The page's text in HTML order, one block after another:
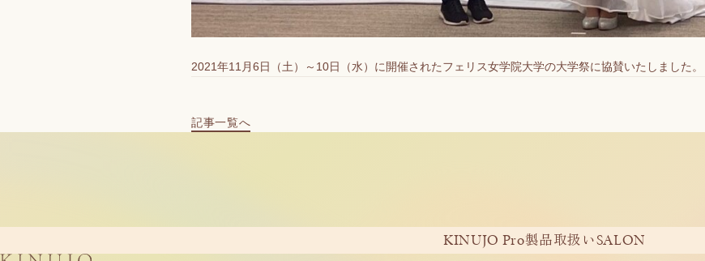
2021年11月6日（土）～10日（水）に開催されたフェリス女学院大学の大学祭に協賛いたしました。
記事一覧へ
KINUJO Pro製品取扱いSALON